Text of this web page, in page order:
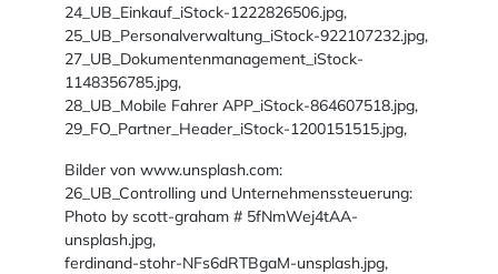
24_UB_Einkauf_iStock-1222826506.jpg,
25_UB_Personalverwaltung_iStock-922107232.jpg,
27_UB_Dokumentenmanagement_iStock-
1148356785.jpg,
28_UB_Mobile Fahrer APP_iStock-864607518.jpg,
29_FO_Partner_Header_iStock-1200151515.jpg,
Bilder von www.unsplash.com:
26_UB_Controlling und Unternehmenssteuerung:
Photo by scott-graham # 5fNmWej4tAA-
unsplash.jpg,
ferdinand-stohr-NFs6dRTBgaM-unsplash.jpg,